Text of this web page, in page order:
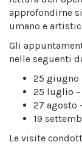
approfondirne
umano e
Gli
nelle seguenti
25 giugno
25 luglio
27 agosto
19
Le visite